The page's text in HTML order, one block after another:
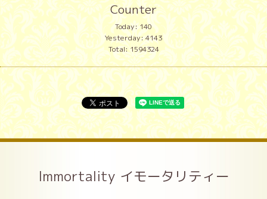
Counter
Today:140
Yesterday:4143
Total:1594324
Immortality イモータリティー